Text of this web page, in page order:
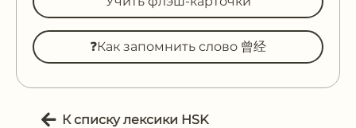
❓Как запомнить слово 曾经
К списку лексики HSK